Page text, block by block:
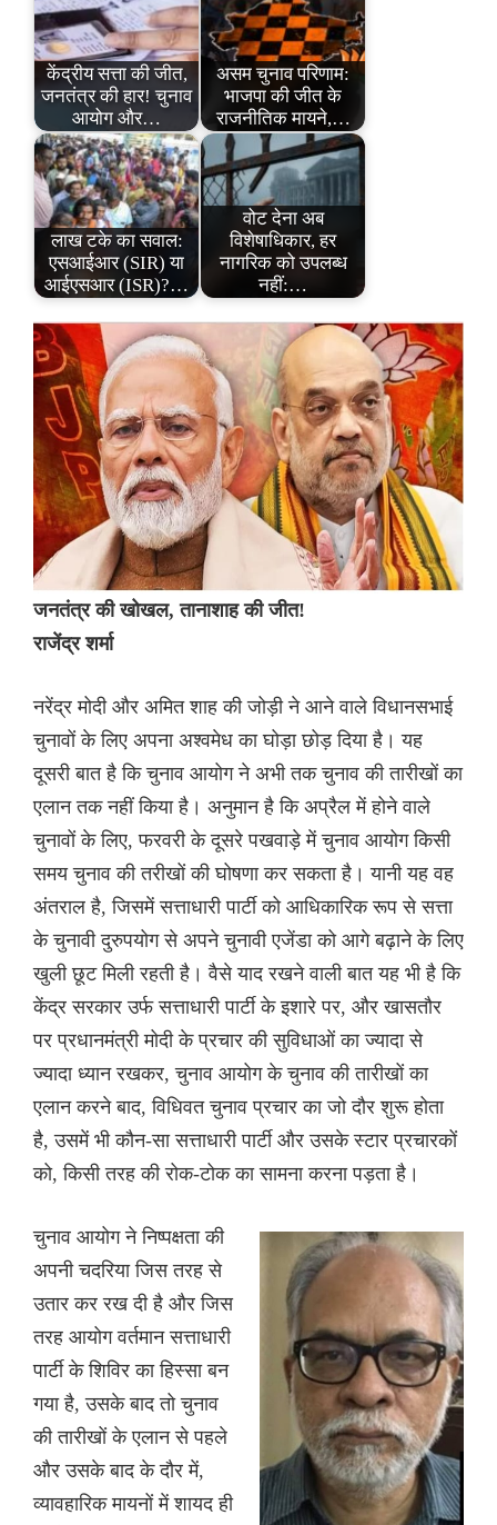
केंद्रीय सत्ता की जीत,
जनतंत्र की हार! चुनाव
आयोग और…
असम चुनाव परिणाम:
भाजपा की जीत के
राजनीतिक मायने,…
लाख टके का सवाल:
एसआईआर (SIR) या
आईएसआर (ISR)?…
वोट देना अब
विशेषाधिकार, हर
नागरिक को उपलब्ध
नहीं:…
जनतंत्र की खोखल, तानाशाह की जीत!
राजेंद्र शर्मा
नरेंद्र मोदी और अमित शाह की जोड़ी ने आने वाले विधानसभाई
चुनावों के लिए अपना अश्वमेध का घोड़ा छोड़ दिया है। यह
दूसरी बात है कि चुनाव आयोग ने अभी तक चुनाव की तारीखों का
एलान तक नहीं किया है। अनुमान है कि अप्रैल में होने वाले
चुनावों के लिए, फरवरी के दूसरे पखवाड़े में चुनाव आयोग किसी
समय चुनाव की तरीखों की घोषणा कर सकता है। यानी यह वह
अंतराल है, जिसमें सत्ताधारी पार्टी को आधिकारिक रूप से सत्ता
के चुनावी दुरुपयोग से अपने चुनावी एजेंडा को आगे बढ़ाने के लिए
खुली छूट मिली रहती है। वैसे याद रखने वाली बात यह भी है कि
केंद्र सरकार उर्फ सत्ताधारी पार्टी के इशारे पर, और खासतौर
पर प्रधानमंत्री मोदी के प्रचार की सुविधाओं का ज्यादा से
ज्यादा ध्यान रखकर, चुनाव आयोग के चुनाव की तारीखों का
एलान करने बाद, विधिवत चुनाव प्रचार का जो दौर शुरू होता
है, उसमें भी कौन-सा सत्ताधारी पार्टी और उसके स्टार प्रचारकों
को, किसी तरह की रोक-टोक का सामना करना पड़ता है।
चुनाव आयोग ने निष्पक्षता की
अपनी चदरिया जिस तरह से
उतार कर रख दी है और जिस
तरह आयोग वर्तमान सत्ताधारी
पार्टी के शिविर का हिस्सा बन
गया है, उसके बाद तो चुनाव
की तारीखों के एलान से पहले
और उसके बाद के दौर में,
व्यावहारिक मायनों में शायद ही